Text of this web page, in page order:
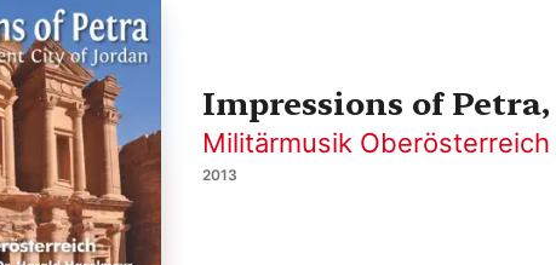
Impressions of
Militärmusik Oberösterreich
2013